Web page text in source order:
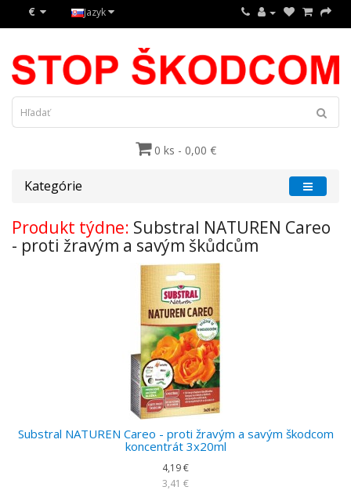
€ Jazyk
0 ks - 0,00 €
Kategórie
Produkt týdne: Substral NATUREN Careo
- proti žravým a savým škůdcům
Substral NATUREN Careo - proti žravým a savým škodcom
koncentrát 3x20ml
4,19 €
3,41 €